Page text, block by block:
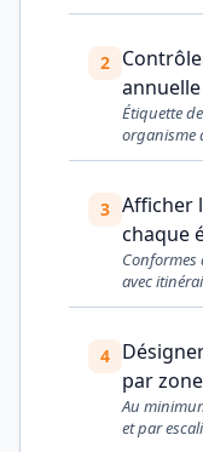
2
Étiquette
organisme
3 Afficher
chaque
Conformes
avec
4
par zone
Au
et par